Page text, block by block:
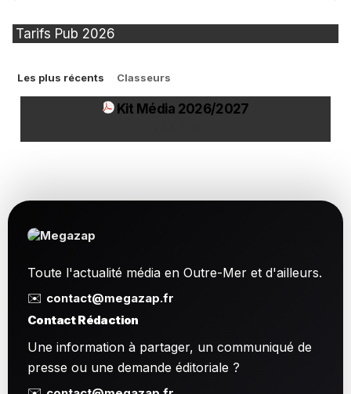
Tarifs Pub 2026
Les plus récents Classeurs
Kit Média 2026/2027
Toute l'actualité média en Outre-Mer et d'ailleurs.
✉️ contact@megazap.fr
Contact Rédaction
Une information à partager, un communiqué de
presse ou une demande éditoriale ?